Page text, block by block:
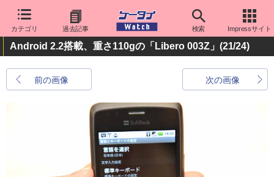
カテゴリ 過去記事 検索 Impressサイト
Android 2.2搭載、重さ110gの「Libero 003Z」 (21/24)
前の画像 次の画像